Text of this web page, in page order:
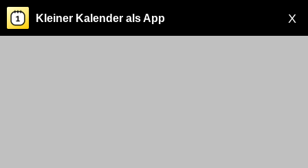
X
Kleiner Kalender als App